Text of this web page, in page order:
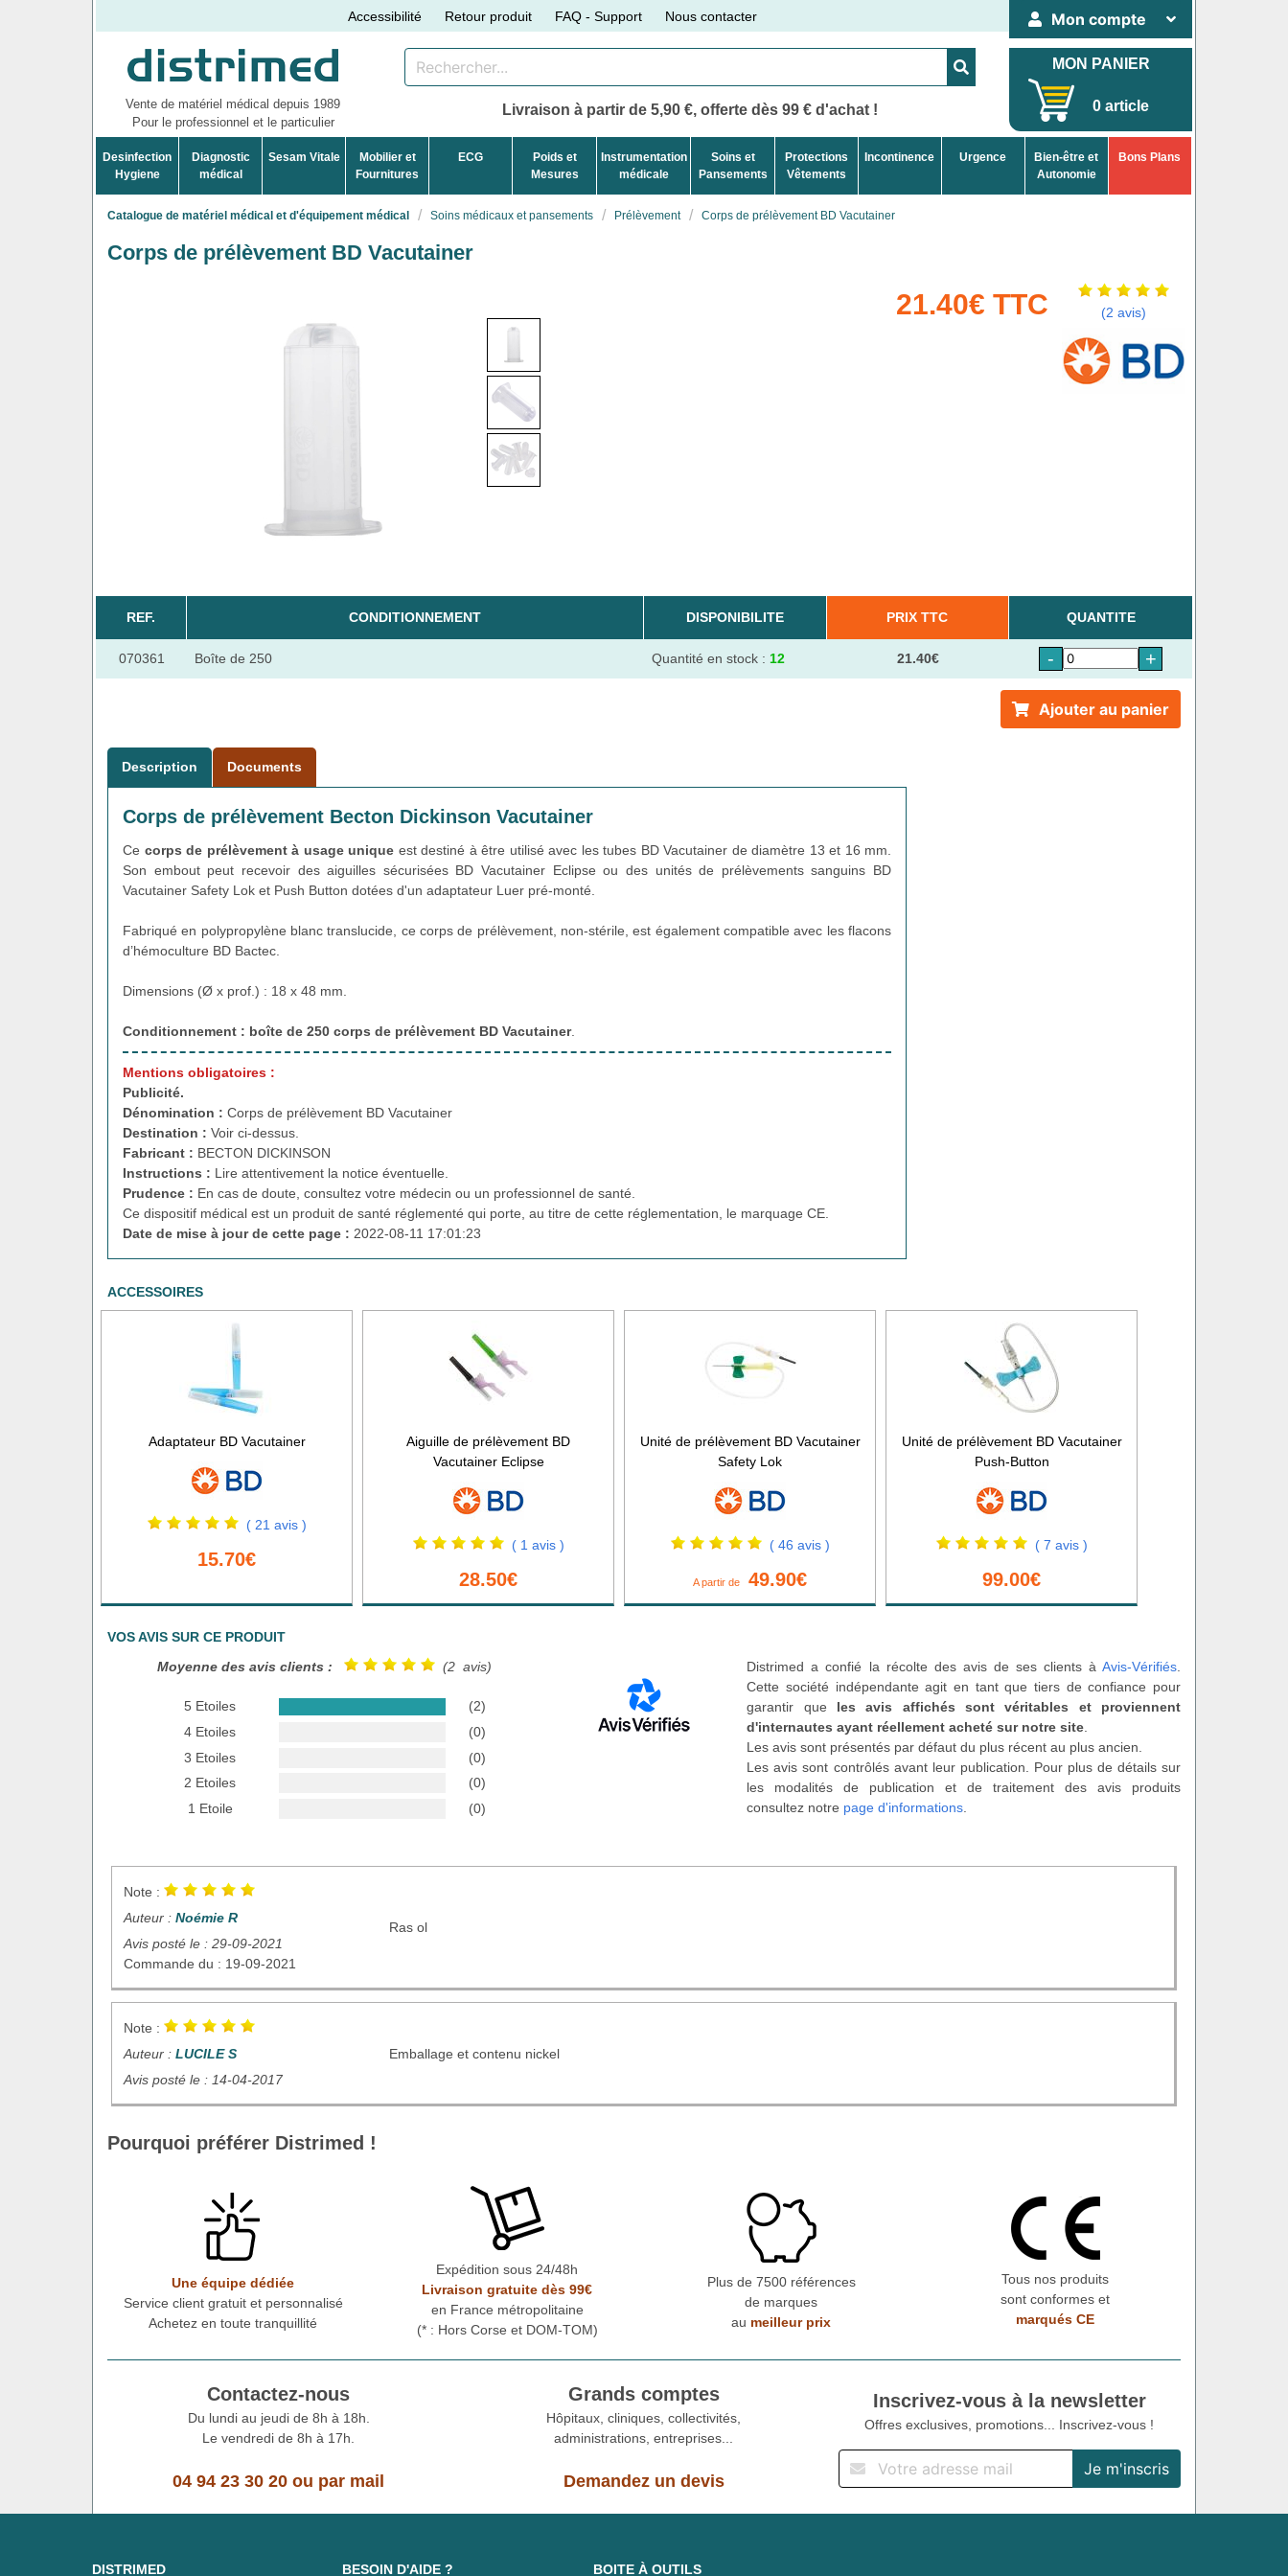
Accessibilité Retour produit FAQ - Support Nous contacter Mon compte
Vente de matériel médical depuis 1989
Pour le professionnel et le particulier
Livraison à partir de 5,90 €, offerte dès 99 € d'achat !
MON PANIER
0 article
Desinfection
Hygiene
Diagnostic
médical
Sesam Vitale
Mobilier et
Fournitures
ECG
Poids et
Mesures
Instrumentation
médicale
Soins et
Pansements
Protections
Vêtements
Incontinence Urgence
Bien-être et
Autonomie
Bons Plans
Catalogue de matériel médical et d'équipement médical Soins médicaux et pansements Prélèvement Corps de prélèvement BD Vacutainer
Corps de prélèvement BD Vacutainer
21.40€ TTC (2 avis)
REF. CONDITIONNEMENT DISPONIBILITE PRIX TTC QUANTITE
070361 Boîte de 250 Quantité en stock : 12 21.40€ - +
Ajouter au panier
Description Documents
Corps de prélèvement Becton Dickinson Vacutainer
Ce corps de prélèvement à usage unique est destiné à être utilisé avec les tubes BD Vacutainer de diamètre 13 et 16 mm.
Son embout peut recevoir des aiguilles sécurisées BD Vacutainer Eclipse ou des unités de prélèvements sanguins BD
Vacutainer Safety Lok et Push Button dotées d'un adaptateur Luer pré-monté.
Fabriqué en polypropylène blanc translucide, ce corps de prélèvement, non-stérile, est également compatible avec les flacons
d’hémoculture BD Bactec.
Dimensions (Ø x prof.) : 18 x 48 mm.
Conditionnement : boîte de 250 corps de prélèvement BD Vacutainer.
Mentions obligatoires :
Publicité.
Dénomination : Corps de prélèvement BD Vacutainer
Destination : Voir ci-dessus.
Fabricant : BECTON DICKINSON
Instructions : Lire attentivement la notice éventuelle.
Prudence : En cas de doute, consultez votre médecin ou un professionnel de santé.
Ce dispositif médical est un produit de santé réglementé qui porte, au titre de cette réglementation, le marquage CE.
Date de mise à jour de cette page : 2022-08-11 17:01:23
ACCESSOIRES
Adaptateur BD Vacutainer
( 21 avis )
15.70€
Aiguille de prélèvement BD
Vacutainer Eclipse
( 1 avis )
28.50€
Unité de prélèvement BD Vacutainer
Safety Lok
( 46 avis )
A partir de49.90€
Unité de prélèvement BD Vacutainer
Push-Button
( 7 avis )
99.00€
VOS AVIS SUR CE PRODUIT
Moyenne des avis clients :
(2 avis)
5 Etoiles
(2)
4 Etoiles
(0)
3 Etoiles
(0)
2 Etoiles
(0)
1 Etoile
(0)
Distrimed a confié la récolte des avis de ses clients à Avis-Vérifiés.
Cette société indépendante agit en tant que tiers de confiance pour
garantir que les avis affichés sont véritables et proviennent
d'internautes ayant réellement acheté sur notre site
Les avis sont présentés par défaut du plus récent au plus ancien.
Les avis sont contrôlés avant leur publication. Pour plus de détails sur
les modalités de publication et de traitement des avis produits
consultez notre page d'informations
Note :
Auteur : Noémie R
Avis posté le : 29-09-2021
Commande du : 19-09-2021
Ras ol
Note :
Auteur : LUCILE S
Avis posté le : 14-04-2017
Emballage et contenu nickel
Pourquoi préférer Distrimed !
Une équipe dédiée
Service client gratuit et personnalisé
Achetez en toute tranquillité
Expédition sous 24/48h
Livraison gratuite dès 99€
en France métropolitaine
(* : Hors Corse et DOM-TOM)
Plus de 7500 références
de marques
au meilleur prix
Tous nos produits
sont conformes et
marqués CE
Contactez-nous
Du lundi au jeudi de 8h à 18h.
Le vendredi de 8h à 17h.
04 94 23 30 20 ou par mail
Grands comptes
Hôpitaux, cliniques, collectivités,
administrations, entreprises...
Demandez un devis
Inscrivez-vous à la newsletter
Offres exclusives, promotions... Inscrivez-vous !
DISTRIMED BESOIN D'AIDE ? BOITE À OUTILS